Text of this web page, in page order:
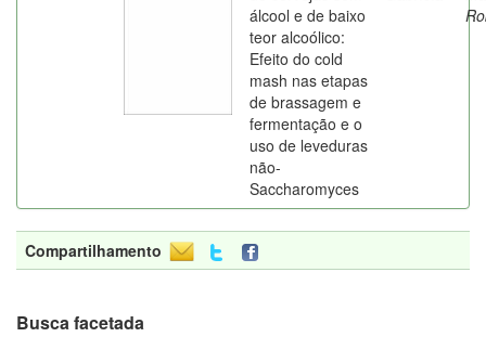
álcool e de baixo
teor alcoólico:
Efeito do cold
mash nas etapas
de brassagem e
fermentação e o
uso de leveduras
não-
Saccharomyces
Compartilhamento
Busca facetada